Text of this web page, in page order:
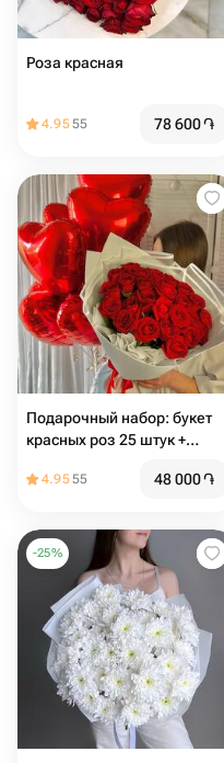
Роза красная
4.9555 78 600֏
Подарочный набор: букет
красных роз 25 штук +
штук
4.9555 48 000֏
-25%